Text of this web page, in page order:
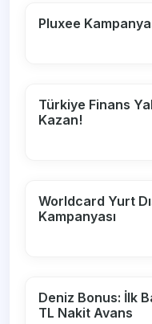
Pluxee
Türkiye Finans
Kazan!
Worldcard Yurt
Kampanyası
Deniz Bonus: İlk
TL Nakit Avans